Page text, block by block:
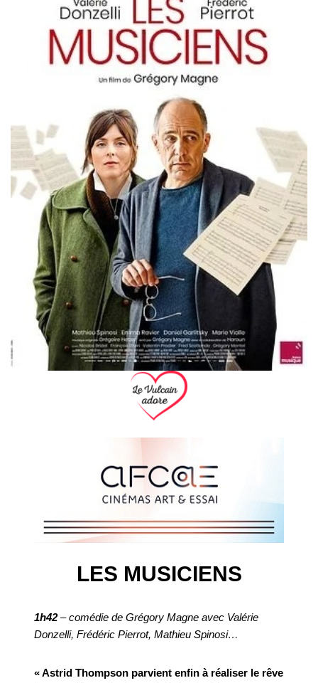
LES MUSICIENS
1h42– comédie de Grégory Magne avec Valérie
Donzelli, Frédéric Pierrot, Mathieu Spinosi…
« Astrid Thompson parvient enfin à réaliser le rêve